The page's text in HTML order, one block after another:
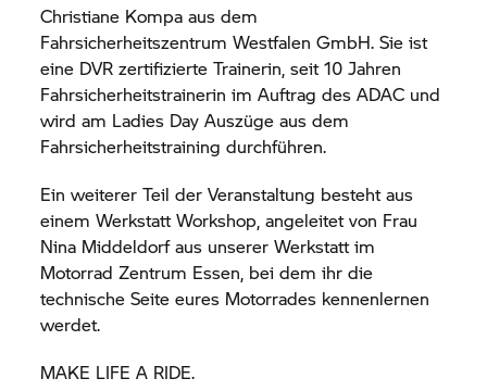
Christiane Kompa aus dem
Fahrsicherheitszentrum Westfalen GmbH. Sie ist
eine DVR zertifizierte Trainerin, seit 10 Jahren
Fahrsicherheitstrainerin im Auftrag des ADAC und
wird am Ladies Day Auszüge aus dem
Fahrsicherheitstraining durchführen.
Ein weiterer Teil der Veranstaltung besteht aus
einem Werkstatt Workshop, angeleitet von Frau
Nina Middeldorf aus unserer Werkstatt im
Motorrad Zentrum Essen, bei dem ihr die
technische Seite eures Motorrades kennenlernen
werdet.
MAKE LIFE A RIDE.